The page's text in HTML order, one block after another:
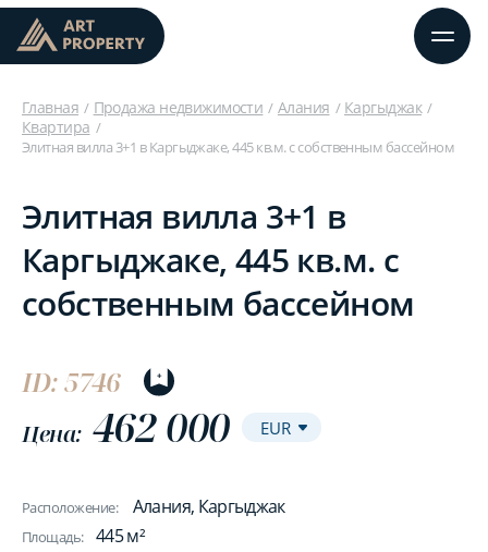
Главная Продажа недвижимости Алания
Каргыджак
Квартира
Элитная вилла 3+1 в Каргыджаке, 445 кв.м. с собственным бассейном
Элитная вилла 3+1 в
Каргыджаке, 445 кв.м. с
собственным бассейном
ID: 5746
Цена: 462 000
Расположение: Алания, Каргыджак
Площадь: 445 м²